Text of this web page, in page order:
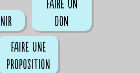
Faire un
don
Faire une
proposition